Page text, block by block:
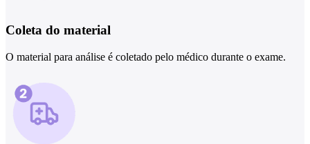
Coleta do material
O material para análise é coletado pelo médico durante o exame.